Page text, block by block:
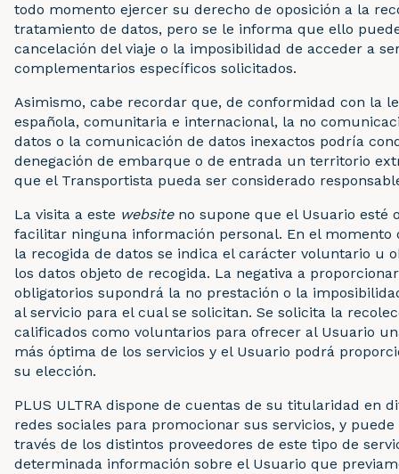
todo momento ejercer su derecho de oposición a la
tratamiento de datos, pero se le informa que ello
cancelación del viaje o la imposibilidad de acceder a
complementarios específicos solicitados.
Asimismo, cabe recordar que, de conformidad con la
española, comunitaria e internacional, la no
datos o la comunicación de datos inexactos podría
denegación de embarque o de entrada un territorio
que el Transportista pueda ser considerado
La visita a este websiteno supone que el Usuario esté
facilitar ninguna información personal. En el momento
la recogida de datos se indica el carácter voluntario u
los datos objeto de recogida. La negativa a
obligatorios supondrá la no prestación o la
al servicio para el cual se solicitan. Se solicita la
calificados como voluntarios para ofrecer al Usuario
más óptima de los servicios y el Usuario podrá
su elección.
PLUS ULTRA dispone de cuentas de su titularidad en
redes sociales para promocionar sus servicios, y puede
través de los distintos proveedores de este tipo de
determinada información sobre el Usuario que